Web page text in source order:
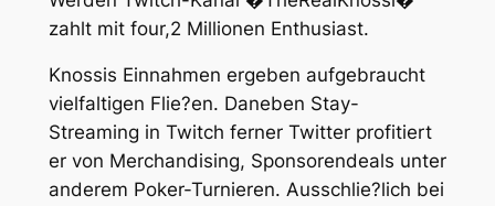
zahlt mit four,2 Millionen Enthusiast.
Knossis Einnahmen ergeben aufgebraucht
vielfaltigen Flie?en. Daneben Stay-
Streaming in Twitch ferner Twitter profitiert
er von Merchandising, Sponsorendeals unter
anderem Poker-Turnieren. Ausschlie?lich bei